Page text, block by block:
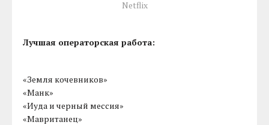
Netflix
Лучшая операторская работа:
«Земля кочевников»
«Манк»
«Иуда и черный мессия»
«Мавританец»